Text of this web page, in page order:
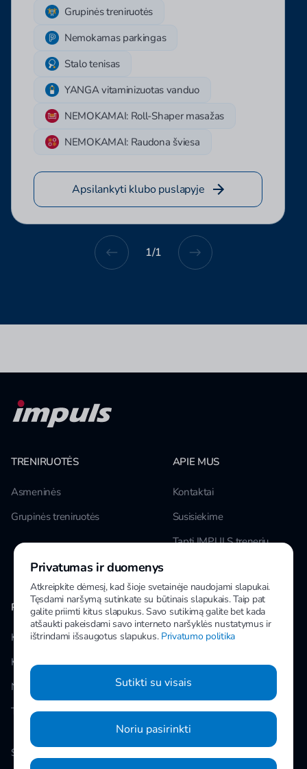
Grupinės treniruotės
Nemokamas parkingas
Stalo tenisas
YANGA vitaminizuotas vanduo
NEMOKAMAI: Roll-Shaper masažas
NEMOKAMAI: Raudona šviesa
Apsilankyti klubo puslapyje
1/1
TRENIRUOTĖS
Asmeninės
Grupinės treniruotės
APIE MUS
Kontaktai
Susisiekime
Tapti IMPULS treneriu
PAPILDOMA INFORMACIJA
Klubai
Kainos
Naujienos
Taisyklės
MANO IMPULS
Facebook
Instagram
Slapukų nustatymai
Privatumas ir duomenys
Atkreipkite dėmesį, kad šioje svetainėje naudojami slapukai.
Tęsdami naršymą sutinkate su būtinais slapukais. Taip pat
galite priimti kitus slapukus. Savo sutikimą galite bet kada
atšaukti pakeisdami savo interneto naršyklės nustatymus ir
ištrindami išsaugotus slapukus. Privatumo politika
Sutikti su visais
Noriu pasirinkti